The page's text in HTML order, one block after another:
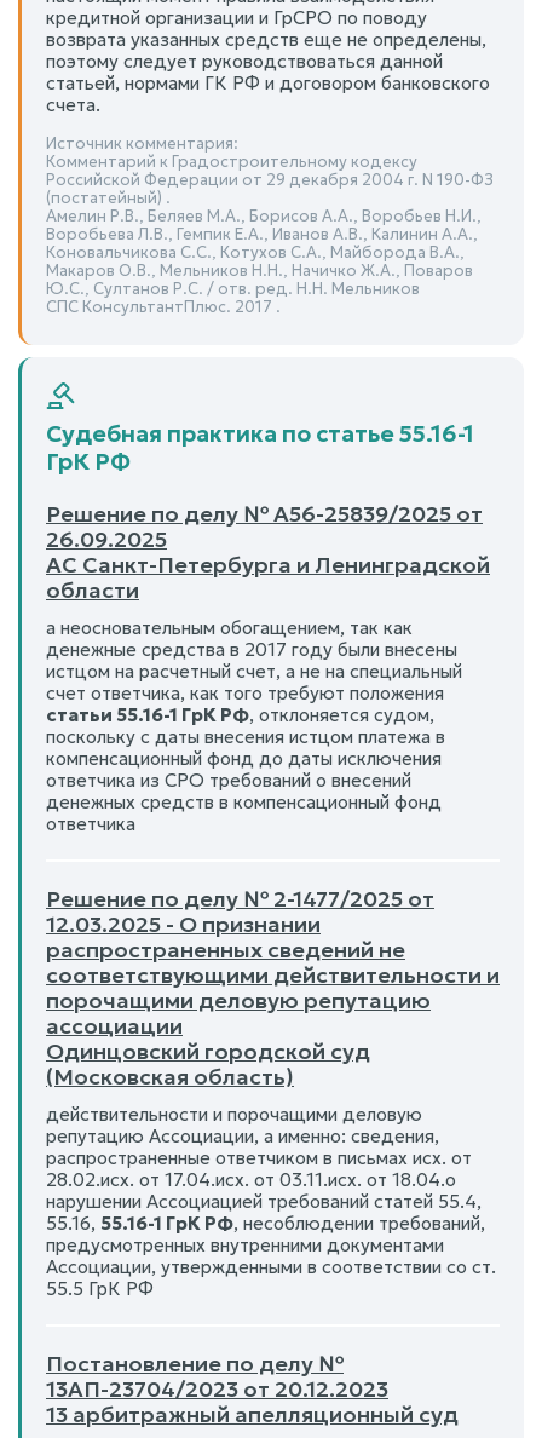
кредитной организации и ГрСРО по поводу
возврата указанных средств еще не определены,
поэтому следует руководствоваться данной
статьей, нормами ГК РФ и договором банковского
счета.
Источник комментария:
Комментарий к Градостроительному кодексу
Российской Федерации от 29 декабря 2004 г. N 190-ФЗ
(постатейный) .
Амелин Р.В., Беляев М.А., Борисов А.А., Воробьев Н.И.,
Воробьева Л.В., Гемпик Е.А., Иванов А.В., Калинин А.А.,
Коновальчикова С.С., Котухов С.А., Майборода В.А.,
Макаров О.В., Мельников Н.Н., Начичко Ж.А., Поваров
Ю.С., Султанов Р.С. / отв. ред. Н.Н. Мельников
СПС КонсультантПлюс. 2017 .
Судебная практика по статье 55.16-1
ГрК РФ
Решение по делу № А56-25839/2025 от
26.09.2025
АС Санкт-Петербурга и Ленинградской
области
а неосновательным обогащением, так как
денежные средства в 2017 году были внесены
истцом на расчетный счет, а не на специальный
счет ответчика, как того требуют положения
статьи 55.16-1 ГрК РФ, отклоняется судом,
поскольку с даты внесения истцом платежа в
компенсационный фонд до даты исключения
ответчика из СРО требований о внесений
денежных средств в компенсационный фонд
ответчика
Решение по делу № 2-1477/2025 от
12.03.2025 - О признании
распространенных сведений не
соответствующими действительности и
порочащими деловую репутацию
ассоциации
Одинцовский городской суд
(Московская область)
действительности и порочащими деловую
репутацию Ассоциации, а именно: сведения,
распространенные ответчиком в письмах исх. от
28.02.исх. от 17.04.исх. от 03.11.исх. от 18.04.о
нарушении Ассоциацией требований статей 55.4,
55.16, 55.16-1 ГрК РФ, несоблюдении требований,
предусмотренных внутренними документами
Ассоциации, утвержденными в соответствии со ст.
55.5 ГрК РФ
Постановление по делу №
13АП-23704/2023 от 20.12.2023
13 арбитражный апелляционный суд